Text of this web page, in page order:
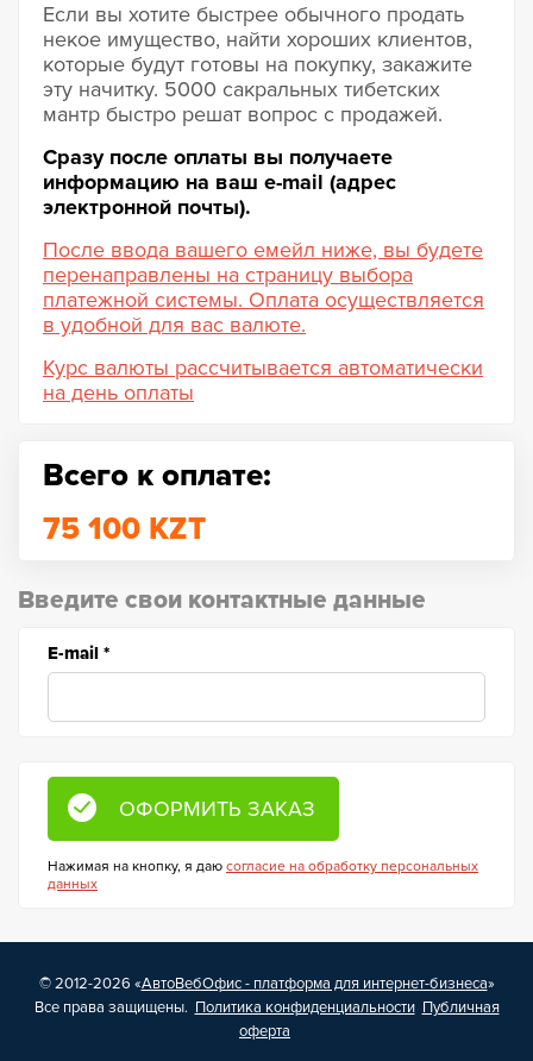
Если вы хотите быстрее обычного продать
некое имущество, найти хороших клиентов,
которые будут готовы на покупку, закажите
эту начитку. 5000 сакральных тибетских
мантр быстро решат вопрос с продажей.
Сразу после оплаты вы получаете
информацию на ваш e-mail (адрес
электронной почты).
После ввода вашего емейл ниже, вы будете
перенаправлены на страницу выбора
платежной системы. Оплата осуществляется
в удобной для вас валюте.
Курс валюты рассчитывается автоматически
на день оплаты
Всего к оплате:
75 100 KZT
Введите свои контактные данные
E-mail *
Нажимая на кнопку, я даю согласие на обработку персональных
данных
© 2012-2026 «АвтоВебОфис - платформа для интернет-бизнеса»
Все права защищены. Политика конфиденциальности Публичная
оферта